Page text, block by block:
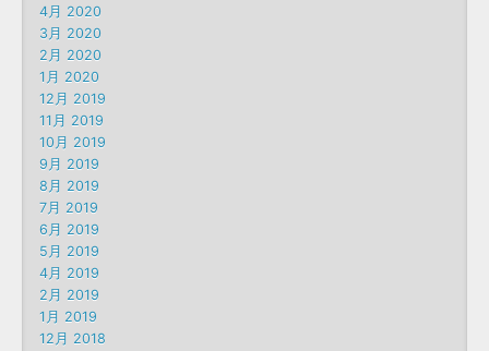
4月 2020
3月 2020
2月 2020
1月 2020
12月 2019
11月 2019
10月 2019
9月 2019
8月 2019
7月 2019
6月 2019
5月 2019
4月 2019
2月 2019
1月 2019
12月 2018